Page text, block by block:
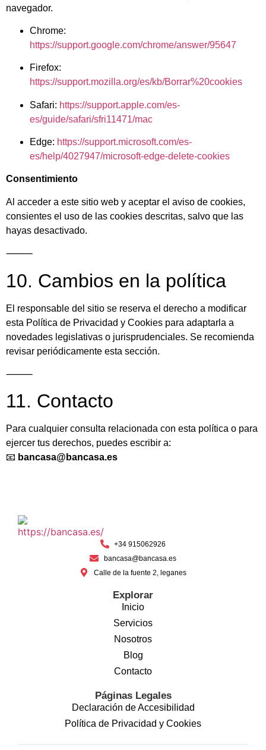
navegador.
Chrome:
https://support.google.com/chrome/answer/95647
Firefox:
https://support.mozilla.org/es/kb/Borrar%20cookies
Safari: https://support.apple.com/es-
es/guide/safari/sfri11471/mac
Edge: https://support.microsoft.com/es-
es/help/4027947/microsoft-edge-delete-cookies
Consentimiento
Al acceder a este sitio web y aceptar el aviso de cookies,
consientes el uso de las cookies descritas, salvo que las
hayas desactivado.
⸻
10. Cambios en la política
El responsable del sitio se reserva el derecho a modificar
esta Política de Privacidad y Cookies para adaptarla a
novedades legislativas o jurisprudenciales. Se recomienda
revisar periódicamente esta sección.
⸻
11. Contacto
Para cualquier consulta relacionada con esta política o para
ejercer tus derechos, puedes escribir a:
📧 bancasa@bancasa.es
+34 915062926
bancasa@bancasa.es
Calle de la fuente 2, leganes
Explorar
Inicio
Servicios
Nosotros
Blog
Contacto
Páginas Legales
Declaración de Accesibilidad
Política de Privacidad y Cookies